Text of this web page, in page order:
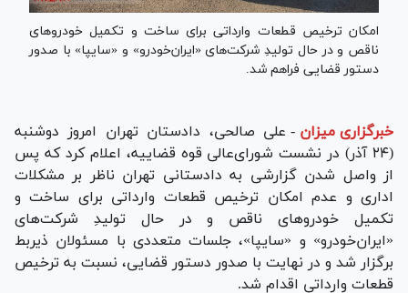
امکان ترخیص قطعات وارداتی برای ساخت و تکمیل خودرو‌های
ناقص و در حال تولیدِ شرکت‌های «ایران‌خودرو» و «سایپا» با صدور
دستور قضایی فراهم شد.
خبرگزاری میزان - علی صالحی، دادستان تهران امروز دوشنبه
(۲۴ آذر) در نشست شورای‌عالی قوه قضاییه، اعلام کرد که پس
از واصل شدن گزارشی به دادستانی تهران ناظر بر مشکلات
اداری و عدم امکان ترخیص قطعات وارداتی برای ساخت و
تکمیل خودرو‌های ناقص و در حال تولیدِ شرکت‌های
«ایران‌خودرو» و «سایپا»، جلسات متعددی با مسئولان ذیربط
برگزار شد و در نهایت با صدور دستور قضایی، نسبت به ترخیص
قطعات وارداتی اقدام شد.